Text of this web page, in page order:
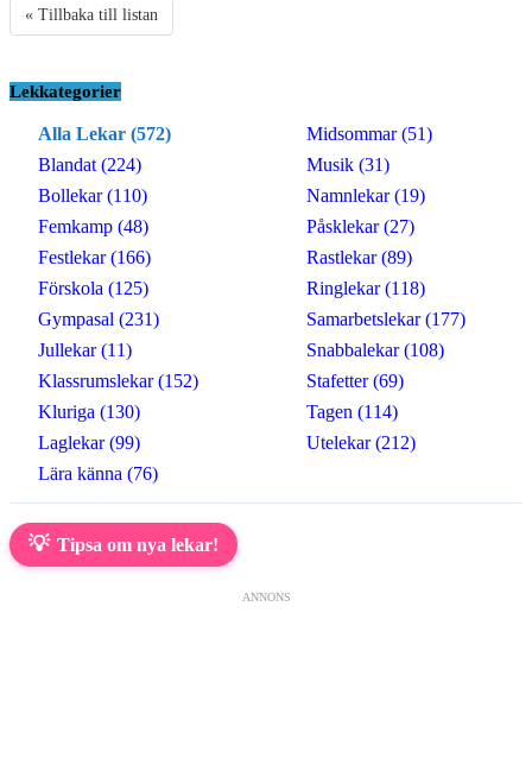
« Tillbaka till listan
Lekkategorier
Alla Lekar (572)
Blandat (224)
Bollekar (110)
Femkamp (48)
Festlekar (166)
Förskola (125)
Gympasal (231)
Jullekar (11)
Klassrumslekar (152)
Kluriga (130)
Laglekar (99)
Lära känna (76)
Midsommar (51)
Musik (31)
Namnlekar (19)
Påsklekar (27)
Rastlekar (89)
Ringlekar (118)
Samarbetslekar (177)
Snabbalekar (108)
Stafetter (69)
Tagen (114)
Utelekar (212)
💡 Tipsa om nya lekar!
ANNONS